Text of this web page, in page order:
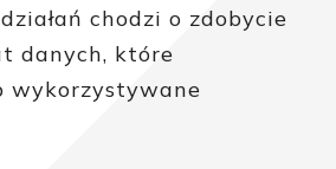
chodzi o zdobycie
danych, które
wykorzystywane